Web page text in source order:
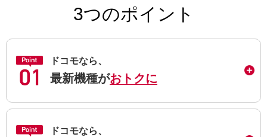
3つのポイント
ドコモなら、
最新機種がおトクに
ドコモなら、